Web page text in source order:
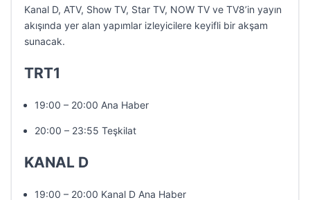
Kanal D, ATV, Show TV, Star TV, NOW TV ve TV8’in yayın
akışında yer alan yapımlar izleyicilere keyifli bir akşam
sunacak.
TRT1
19:00 – 20:00 Ana Haber
20:00 – 23:55 Teşkilat
KANAL D
19:00 – 20:00 Kanal D Ana Haber